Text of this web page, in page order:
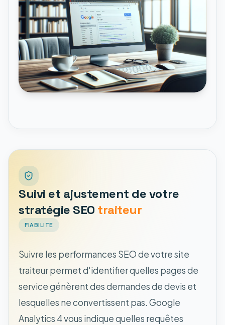
Suivi et ajustement de votre
stratégie SEO traiteur
FIABILITE
Suivre les performances SEO de votre site
traiteur permet d'identifier quelles pages de
service génèrent des demandes de devis et
lesquelles ne convertissent pas. Google
Analytics 4 vous indique quelles requêtes